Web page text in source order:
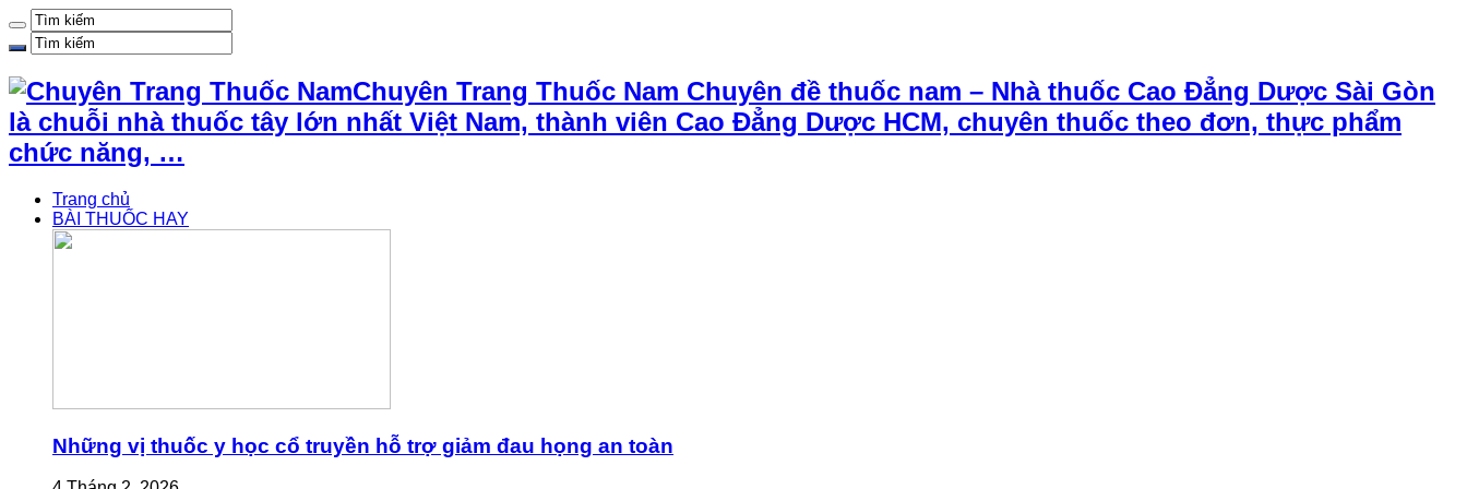
Chuyên Trang Thuốc Nam Chuyên đề thuốc nam – Nhà thuốc Cao Đẳng Dược Sài Gòn
là chuỗi nhà thuốc tây lớn nhất Việt Nam, thành viên Cao Đẳng Dược HCM, chuyên thuốc theo đơn, thực phẩm
chức năng, …
Trang chủ
BÀI THUỐC HAY
Những vị thuốc y học cổ truyền hỗ trợ giảm đau họng an toàn